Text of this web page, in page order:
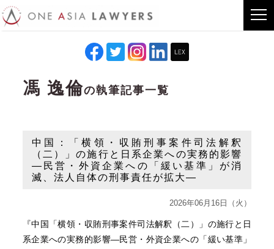
馮 逸倫の執筆記事一覧
中国：「横領・収賄刑事案件司法解釈
（二）」の施行と日系企業への実務的影響
―民営・外資企業への「緩い基準」が消
滅、法人自体の刑事責任が拡大―
2026年06月16日（火）
『中国「横領・収賄刑事案件司法解釈（二）」の施行と日
系企業への実務的影響―民営・外資企業への「緩い基準」